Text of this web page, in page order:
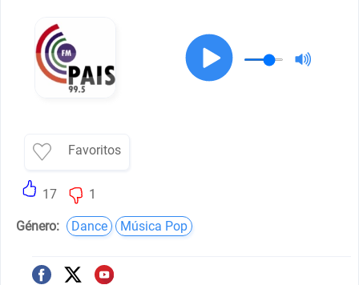
Favoritos
17 1
Género: Dance Música Pop